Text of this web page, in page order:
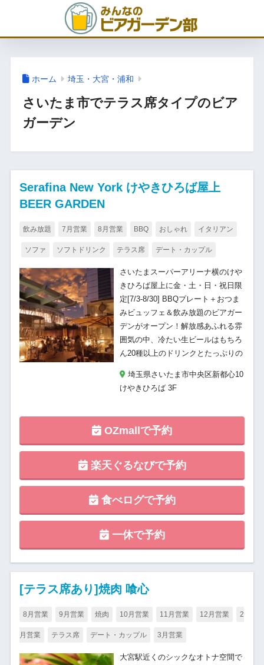
ホーム 埼玉・大宮・浦和
さいたま市でテラス席タイプのビア
ガーデン
Serafina New York けやきひろば屋上
BEER GARDEN
飲み放題 7月営業 8月営業 BBQ おしゃれ イタリアン
ソファ ソフトドリンク テラス席 デート・カップル
さいたまスーパーアリーナ横のけや
きひろば屋上に金・土・日・祝日限
定[7/3-8/30] BBQプレート＋おつま
みビュッフェ＆飲み放題のビアガー
デンがオープン！解放感あふれる雰
囲気の中、冷たい生ビールはもちろ
ん20種以上のドリンクとたっぷりの
埼玉県さいたま市中央区新都心10
けやきひろば 3F
OZmallで予約
楽天ぐるなびで予約
食べログで予約
一休で予約
[テラス席あり]焼肉 喰心
8月営業 9月営業 焼肉 10月営業 11月営業 12月営業 2
月営業 テラス席 デート・カップル 3月営業
大宮駅近くのシックなオトナ空間で